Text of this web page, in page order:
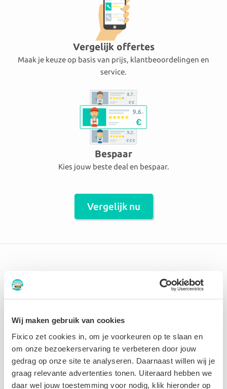
Wij maken gebruik van cookies
Fixico zet cookies in, om je voorkeuren op te slaan en
om onze bezoekerservaring te verbeteren door jouw
gedrag op onze site te analyseren. Daarnaast willen wij je
graag relevante advertenties tonen. Uiteraard hebben we
daar wel jouw toestemming voor nodig, klik hieronder op
Vergelijk offertes
Maak je keuze op basis van prijs, klantbeoordelingen en
service.
Bespaar
Kies jouw beste deal en bespaar.
Vergelijk nu
Er zijn 114 carrosseriebedrijven
aangesloten in de omgeving Lot
Verfaille
9.3 Perfect